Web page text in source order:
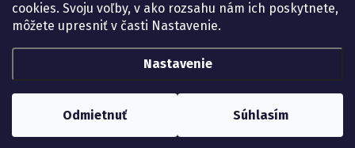
cookies. Svoju voľby, v ako rozsahu nám ich poskytnete,
môžete upresniť v časti Nastavenie.
Nastavenie
Odmietnuť Súhlasím
lekarenadonai/
Vytvoril Shoptet
Upraviť nastavenie cookies